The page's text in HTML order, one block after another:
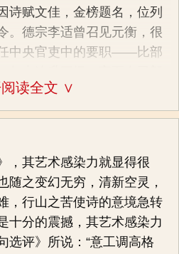
薛涛的关系极为暧昧。这让
妒。武元衡曾赋《赠道者》
笑掩微妆入梦来。若到越溪
色颇为倾倒。这位风姿绰约
人心中好似那高雅素洁的白
个眼神一个微笑都那么楚楚
女子来到越国的一条溪水
裳的浣纱女子中间，那风姿
开放在一片红色荷花中的一
玉洁冰清的风韵婀娜娇美，
身官宦世家，又是武则天的
诗赋文佳，金榜题名，位列
。德宗李适曾召见元衡，很
中央官吏中的要职——比部
令。贞元二十年（公元804
丞，掌监察执法、受公卿奏
德宗咨议国事，德宗称
月，顺宗即位。社会矛盾尖
派（二王、刘、柳）王叔文
他婉言谢绝。安葬德宗时，
读全文 ∨
，其艺术感染力就显得很
随之变幻无穷，清新空灵，
，行山之苦使诗的意境急转
十分的震撼，其艺术感染力
选评》所说：“意工调高格